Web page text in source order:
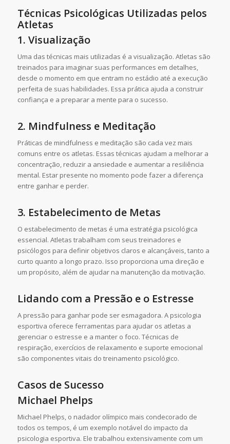
Técnicas Psicológicas Utilizadas pelos
Atletas
1. Visualização
Uma das técnicas mais utilizadas é a visualização. Atletas são
treinados para imaginar suas performances em detalhes,
desde o momento em que entram no estádio até a execução
perfeita de suas habilidades. Essa prática ajuda a construir
confiança e a preparar a mente para o sucesso.
2. Mindfulness e Meditação
Práticas de mindfulness e meditação são cada vez mais
comuns entre os atletas. Essas técnicas ajudam a melhorar a
concentração, reduzir a ansiedade e aumentar a resiliência
mental. Estar presente no momento pode fazer a diferença
entre ganhar e perder.
3. Estabelecimento de Metas
O estabelecimento de metas é uma estratégia psicológica
essencial. Atletas trabalham com seus treinadores e
psicólogos para definir objetivos claros e alcançáveis, tanto a
curto quanto a longo prazo. Isso proporciona uma direção e
um propósito, além de ajudar na manutenção da motivação.
Lidando com a Pressão e o Estresse
A pressão para ganhar pode ser esmagadora. A psicologia
esportiva oferece ferramentas para ajudar os atletas a
gerenciar o estresse e a manter o foco. Técnicas de
respiração, exercícios de relaxamento e suporte emocional
são componentes vitais do treinamento psicológico.
Casos de Sucesso
Michael Phelps
Michael Phelps, o nadador olímpico mais condecorado de
todos os tempos, é um exemplo notável do impacto da
psicologia esportiva. Ele trabalhou extensivamente com um